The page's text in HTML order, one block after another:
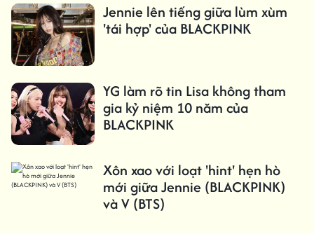
Jennie lên tiếng giữa lùm xùm
'tái hợp' của BLACKPINK
YG làm rõ tin Lisa không tham
gia kỷ niệm 10 năm của
BLACKPINK
Xôn xao với loạt 'hint' hẹn hò
mới giữa Jennie (BLACKPINK)
và V (BTS)